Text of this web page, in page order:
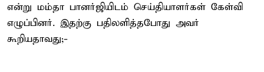
என்று மம்தா பானர்ஜியிடம் செய்தியாளர்கள் கேள்வி
எழுப்பினர். இதற்கு பதிலளித்தபோது அவர்
கூறியதாவது;-